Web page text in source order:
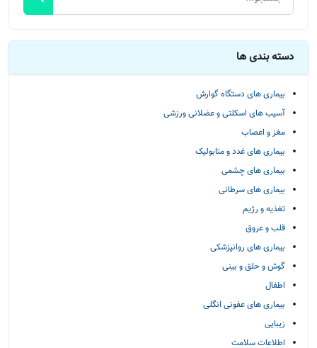
دسته بندی ها
بیماری های دستگاه گوارش
آسیب های اسکلتی و عضلانی ورزشی
مغز و اعصاب
بیماری های غدد و متابولیک
بیماری های چشمی
بیماری های سرطانی
تغذیه و رژیم
قلب و عروق
بیماری های روانپزشکی
گوش و حلق و بینی
اطفال
بیماری های عفونی انگلی
زیبایی
اطلاعات سلامت